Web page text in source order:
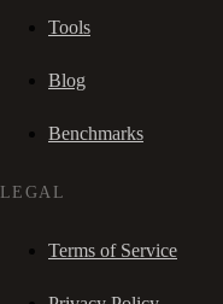
Tools
Blog
Benchmarks
LEGAL
Terms of Service